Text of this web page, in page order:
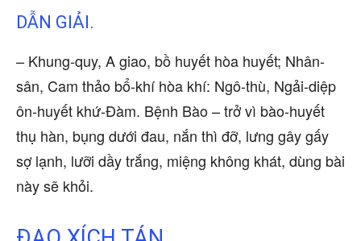
DẪN GIẢI.
– Khung-quy, A giao, bồ huyết hòa huyết; Nhân-
sân, Cam thảo bổ-khí hòa khí: Ngô-thù, Ngải-diệp
ôn-huyết khứ-Đàm. Bệnh Bào – trở vì bào-huyết
thụ hàn, bụng dưới đau, nắn thì đỡ, lưng gây gấy
sợ lạnh, lưỡi dầy trắng, miệng không khát, dùng bài
này sẽ khỏi.